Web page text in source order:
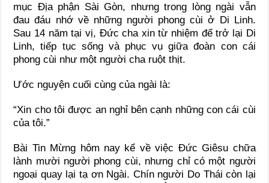
mục Địa phận Sài Gòn, nhưng trong lòng ngài vẫn
đau đáu nhớ về những người phong cùi ở Di Linh.
Sau 14 năm tại vị, Đức cha xin từ nhiệm để trở lại Di
Linh, tiếp tục sống và phục vụ giữa đoàn con cái
phong cùi như một người cha ruột thịt.
Ước nguyện cuối cùng của ngài là:
“Xin cho tôi được an nghỉ bên cạnh những con cái cùi
của tôi.”
Bài Tin Mừng hôm nay kể về việc Đức Giêsu chữa
lành mười người phong cùi, nhưng chỉ có một người
ngoại quay lại tạ ơn Ngài. Chín người Do Thái còn lại